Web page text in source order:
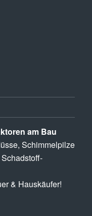
am Bau
Schimmel­pilze
Schadstoff­
& Hauskäufer!